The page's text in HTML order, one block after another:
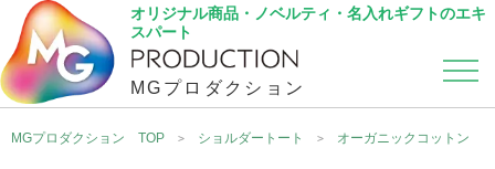
オリジナル商品・ノベルティ・名入れギフトのエキ
スパート
MGプロダクション
カテゴリから選ぶ こだわり検索
MGプロダクション TOP ショルダートート オーガニックコットン